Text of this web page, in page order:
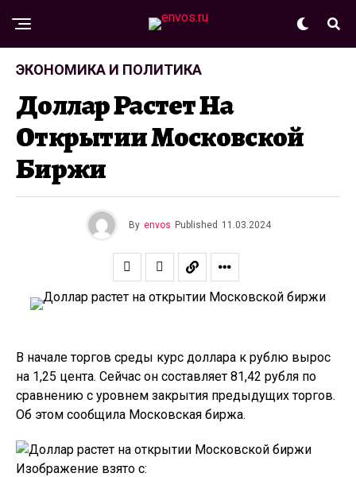
ЭКОНОМИКА И ПОЛИТИКА
Доллар Растет На
Открытии Московской
Биржи
By envos Published 11.03.2024
В начале торгов среды курс доллара к рублю вырос
на 1,25 цента. Сейчас он составляет 81,42 рубля по
сравнению с уровнем закрытия предыдущих торгов.
Об этом сообщила Московская биржа.
Изображение взято с: